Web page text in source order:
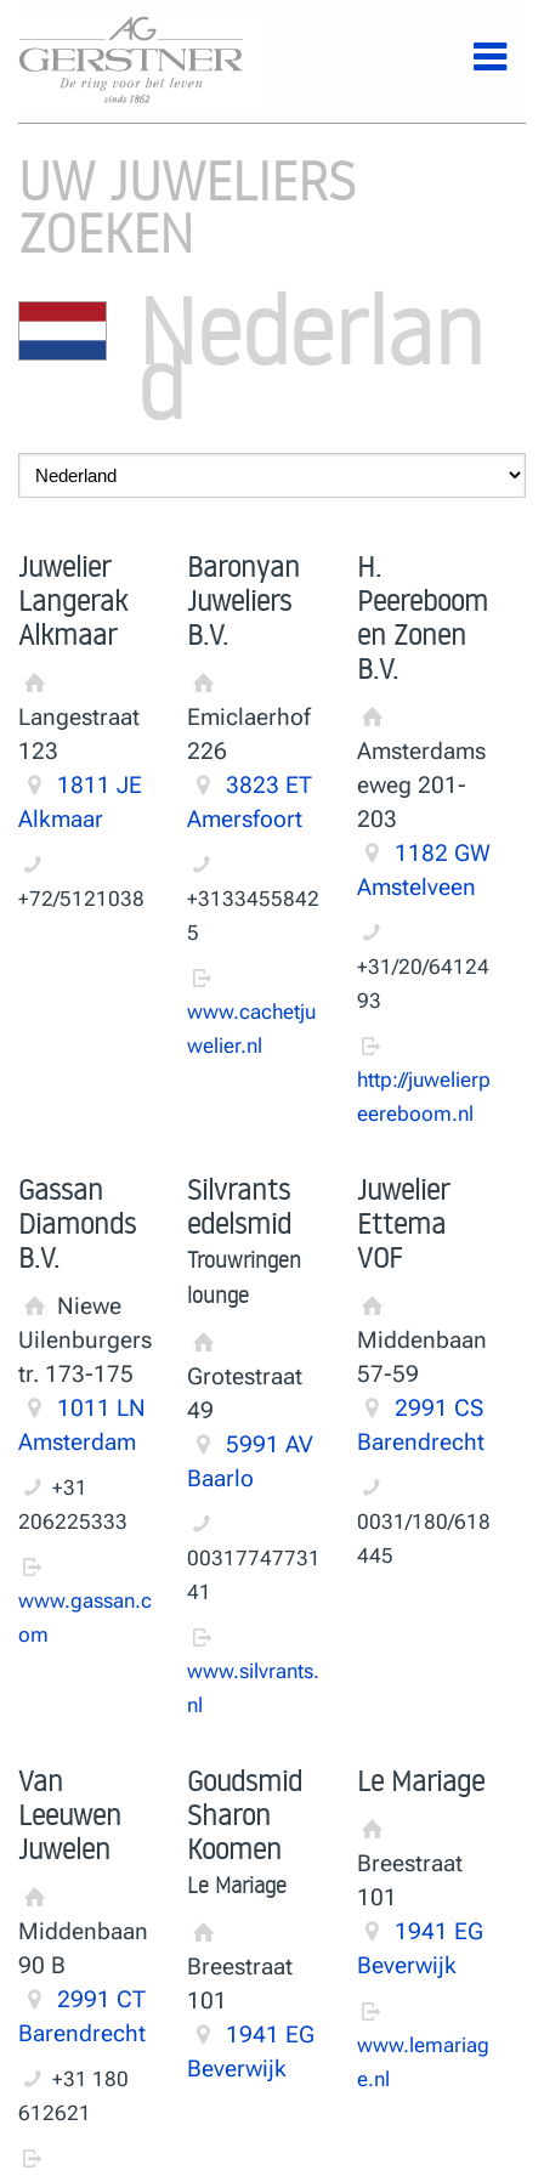
UW JUWELIERS
ZOEKEN
Nederlan
d
Juwelier
Langerak
Alkmaar
Langestraat
123
1811 JE
Alkmaar
+72/5121038
Baronyan
Juweliers
B.V.
Emiclaerhof
226
3823 ET
Amersfoort
+3133455842
5
www.cachetju
welier.nl
H.
Peereboom
en Zonen
B.V.
Amsterdams
eweg 201-
203
1182 GW
Amstelveen
+31/20/64124
93
http://juwelierp
eereboom.nl
Gassan
Diamonds
B.V.
Niewe
Uilenburgers
tr. 173-175
1011 LN
Amsterdam
+31
206225333
www.gassan.c
om
Silvrants
edelsmid
Trouwringen
lounge
Grotestraat
49
5991 AV
Baarlo
00317747731
41
www.silvrants.
nl
Juwelier
Ettema
VOF
Middenbaan
57-59
2991 CS
Barendrecht
0031/180/618
445
Van
Leeuwen
Juwelen
Middenbaan
90 B
2991 CT
Barendrecht
+31 180
612621
Goudsmid
Sharon
Koomen
Le Mariage
Breestraat
101
1941 EG
Beverwijk
Le Mariage
Breestraat
101
1941 EG
Beverwijk
www.lemariag
e.nl